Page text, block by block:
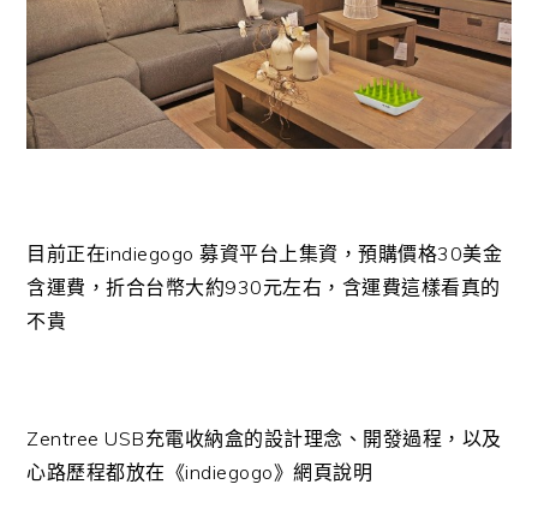
目前正在indiegogo 募資平台上集資，預購價格30美金
含運費，折合台幣大約930元左右，含運費這樣看真的
不貴
Zentree USB充電收納盒的設計理念、開發過程，以及
心路歷程都放在《indiegogo》網頁說明